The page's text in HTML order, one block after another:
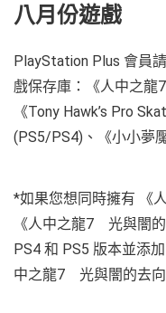
八月份遊戲
PlayStation Plus 會員
戲保存庫：《人中之龍
《Tony Hawk’s Pro
(PS5/PS4)、《小小夢
*如果您想同時擁有 《
《人中之龍7 光與闇
PS4 和 PS5 版本並添
中之龍7 光與闇的去